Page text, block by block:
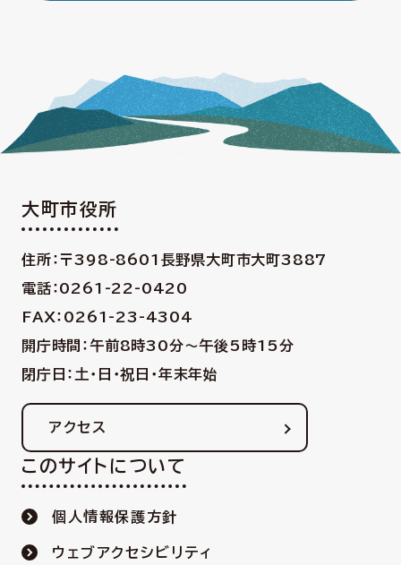
大町市役所
住所：〒398-8601 長野県大町市大町3887
電話：0261-22-0420
FAX：0261-23-4304
開庁時間：午前8時30分〜午後5時15分
閉庁日：土・日・祝日・年末年始
アクセス
このサイトについて
個人情報保護方針
ウェブアクセシビリティ